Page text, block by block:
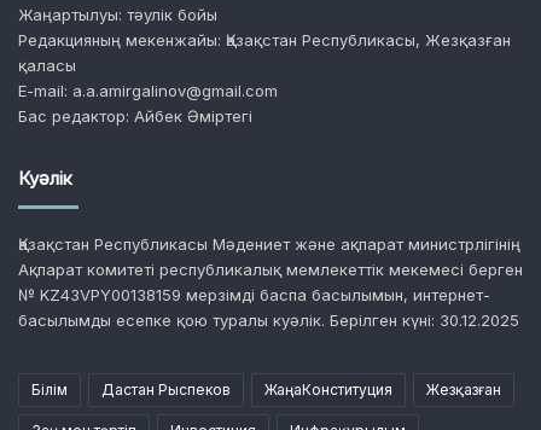
Жаңартылуы: тәулік бойы
Редакцияның мекенжайы: Қазақстан Республикасы, Жезқазған
қаласы
E-mail: a.a.amirgalinov@gmail.com
Бас редактор: Айбек Әміртегі
Куәлік
Қазақстан Республикасы Мәдениет және ақпарат министрлігінің
Ақпарат комитеті республикалық мемлекеттік мекемесі берген
№ KZ43VPY00138159 мерзімді баспа басылымын, интернет-
басылымды есепке қою туралы куәлік. Берілген күні: 30.12.2025
Білім Дастан Рыспеков ЖаңаКонституция Жезқазған